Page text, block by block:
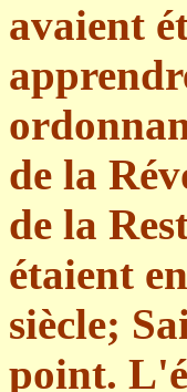
avaient
de la
de la
étaient
siècle;
point.